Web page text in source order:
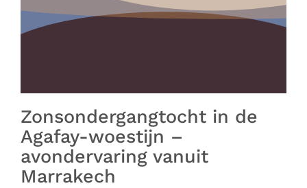
Zonsondergangtocht in de
Agafay-woestijn –
avondervaring vanuit
Marrakech